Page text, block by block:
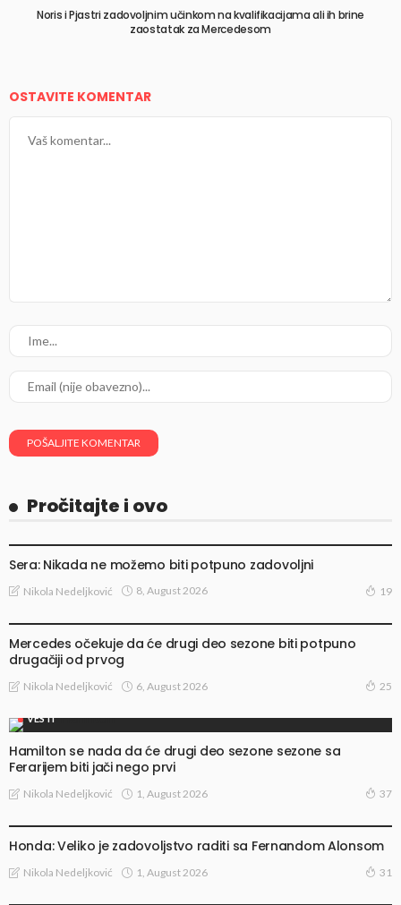
Noris i Pjastri zadovoljnim učinkom na kvalifikacijama ali ih brine
zaostatak za Mercedesom
OSTAVITE KOMENTAR
Pročitajte i ovo
Sera: Nikada ne možemo biti potpuno zadovoljni
Nikola Nedeljković 8, August 2026 19
Mercedes očekuje da će drugi deo sezone biti potpuno
drugačiji od prvog
Nikola Nedeljković 6, August 2026 25
VESTI
Hamilton se nada da će drugi deo sezone sezone sa
Ferarijem biti jači nego prvi
Nikola Nedeljković 1, August 2026 37
Honda: Veliko je zadovoljstvo raditi sa Fernandom Alonsom
Nikola Nedeljković 1, August 2026 31